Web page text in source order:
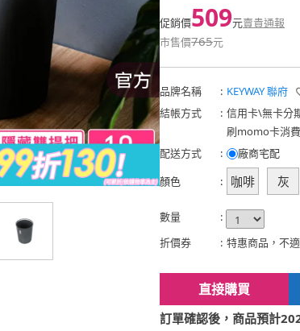
促銷價509元賣貴通報
市售價765元
品牌名稱 : KEYWAY 聯府
結帳方式
: 信用卡\無卡分
刷momo卡消
配送方式
:
廠商宅配
顏色
: 咖啡 灰
數量
:
折價券
: 特惠商品，不
直接購買
訂單確認後，商品預計